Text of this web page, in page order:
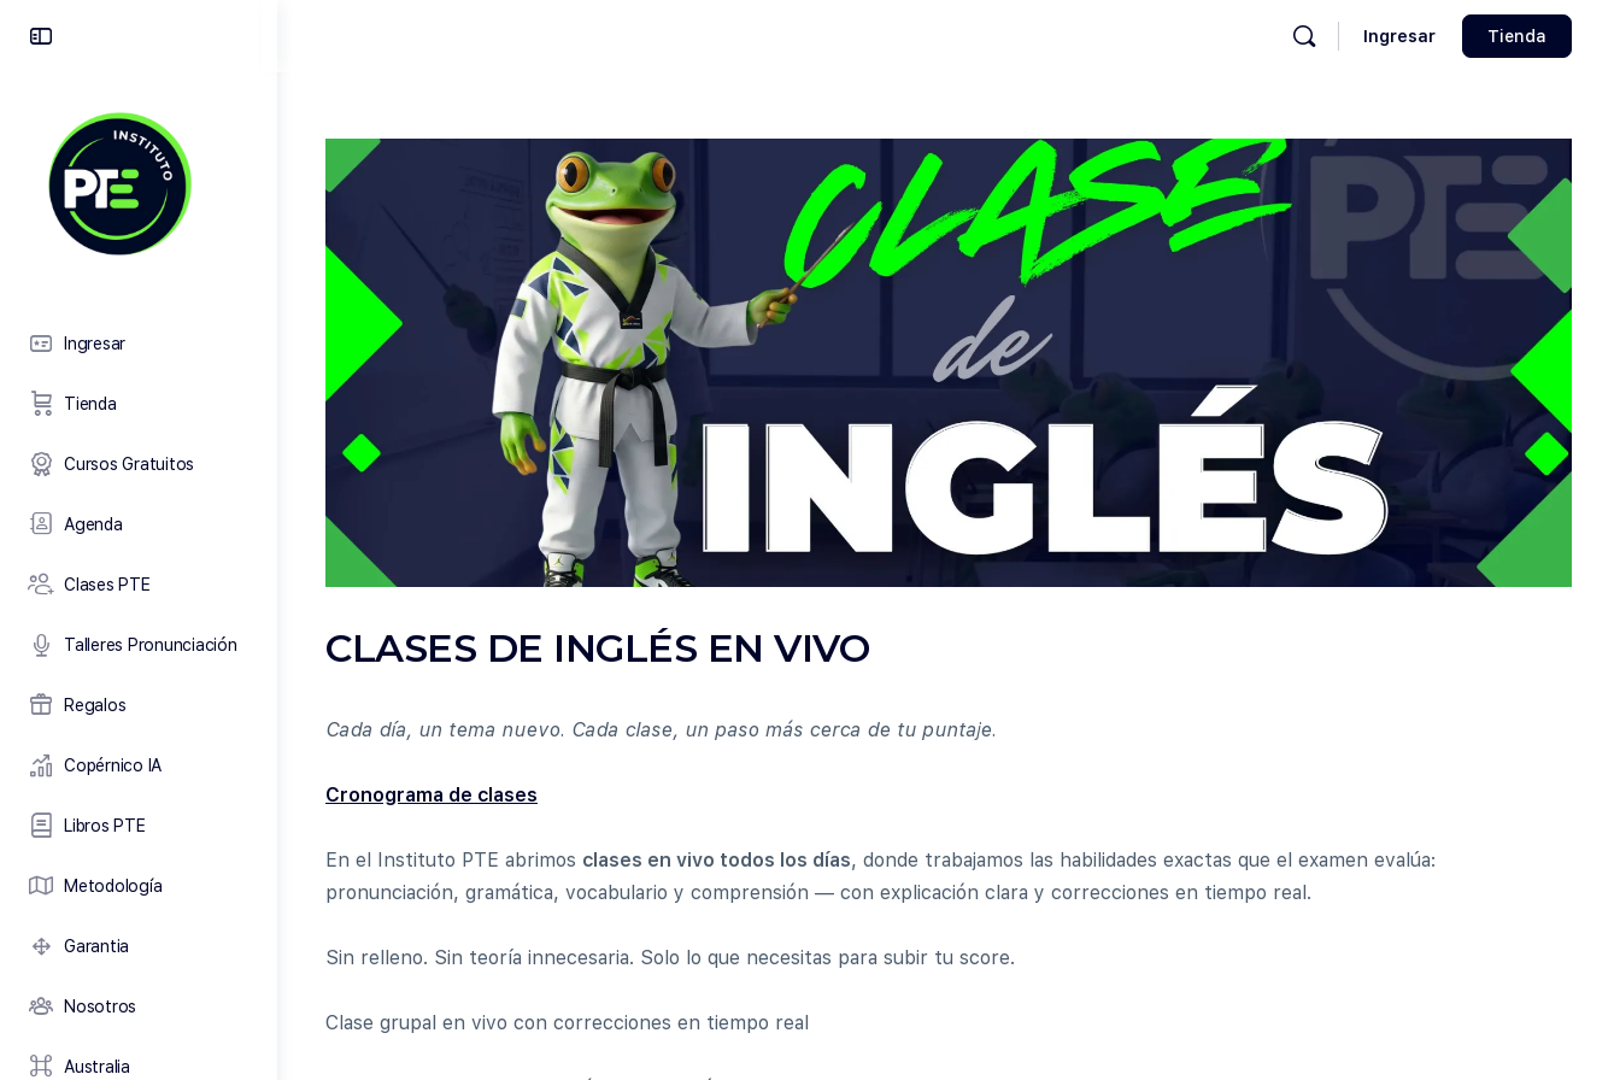
Ingresar
Tienda
Cursos Gratuitos
Agenda
Clases PTE
Talleres Pronunciación
Regalos
Copérnico IA
Libros PTE
Metodología
Garantia
Nosotros
Australia
Ingresar Tienda
CLASES DE INGLÉS EN VIVO
Cada día, un tema nuevo. Cada clase, un paso más cerca de tu puntaje.
Cronograma de clases
En el Instituto PTE abrimos clases en vivo todos los días, donde trabajamos las habilidades exactas que el examen evalúa:
pronunciación, gramática, vocabulario y comprensión — con explicación clara y correcciones en tiempo real.
Sin relleno. Sin teoría innecesaria. Solo lo que necesitas para subir tu score.
Clase grupal en vivo con correcciones en tiempo real